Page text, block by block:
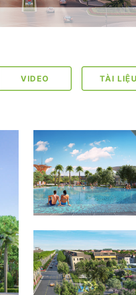
VIDEO TÀI